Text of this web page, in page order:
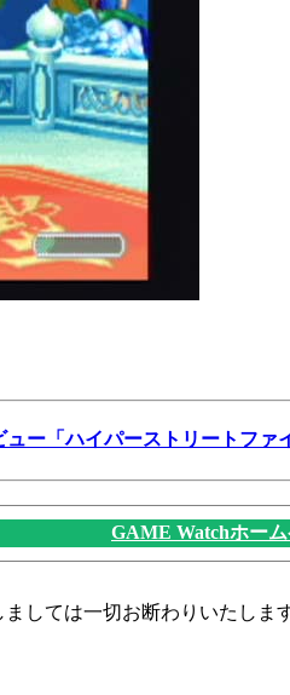
ュー「ハイパーストリートファ
GAME Watchホー
しては一切お断わりいたしま